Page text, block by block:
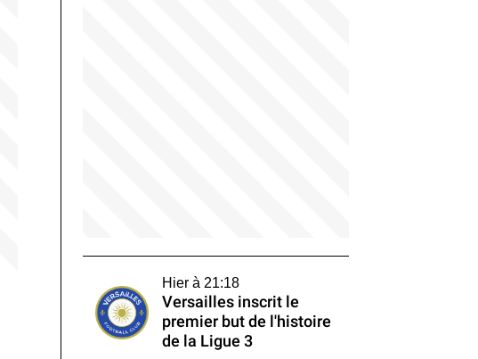
Hier à 21:18
Versailles inscrit le
premier but de l'histoire
de la Ligue 3